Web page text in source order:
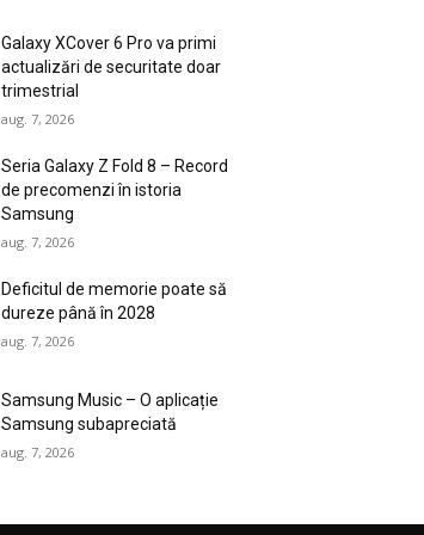
Galaxy XCover 6 Pro va primi
actualizări de securitate doar
trimestrial
aug. 7, 2026
Seria Galaxy Z Fold 8 – Record
de precomenzi în istoria
Samsung
aug. 7, 2026
Deficitul de memorie poate să
dureze până în 2028
aug. 7, 2026
Samsung Music – O aplicație
Samsung subapreciată
aug. 7, 2026